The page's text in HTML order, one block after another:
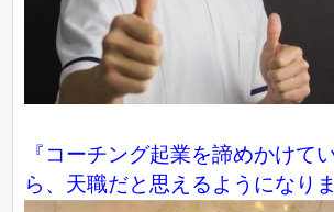
『コーチング起業を諦めかけて
ら、天職だと思えるようになり